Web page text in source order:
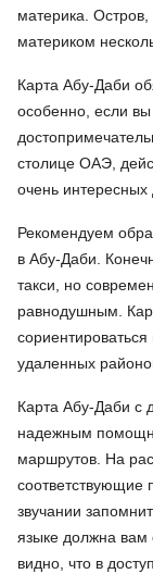
материка.
материком
Карта Абу-Даби
особенно, если вы
столице ОАЭ,
очень
Рекомендуем
в Абу-Даби.
такси, но
равнодушным.
удаленных
Карта Абу-Даби с
надежным
маршрутов. На
соответствующие
звучании
языке должна вам
видно, что в